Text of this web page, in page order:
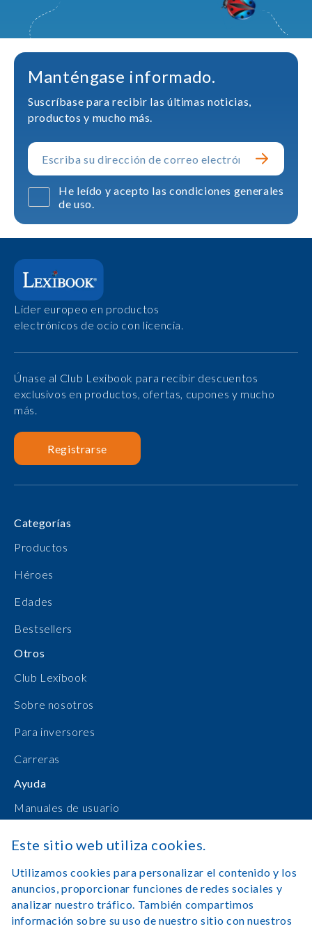
Manténgase informado.
Suscríbase para recibir las últimas noticias,
productos y mucho más.
He leído y acepto las condiciones generales
de uso.
Líder europeo en productos
electrónicos de ocio con licencia.
Únase al Club Lexibook para recibir descuentos
exclusivos en productos, ofertas, cupones y mucho
más.
Registrarse
Categorías
Productos
Héroes
Edades
Bestsellers
Otros
Club Lexibook
Sobre nosotros
Para inversores
Carreras
Ayuda
Manuales de usuario
Registrarse
Este sitio web utiliza cookies.
Utilizamos cookies para personalizar el contenido y los
anuncios, proporcionar funciones de redes sociales y
analizar nuestro tráfico. También compartimos
información sobre su uso de nuestro sitio con nuestros